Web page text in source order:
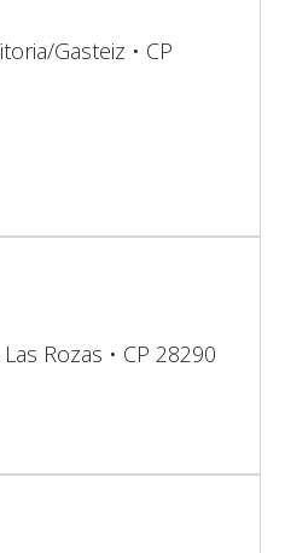
Gasteiz • CP
Rozas • CP 28290